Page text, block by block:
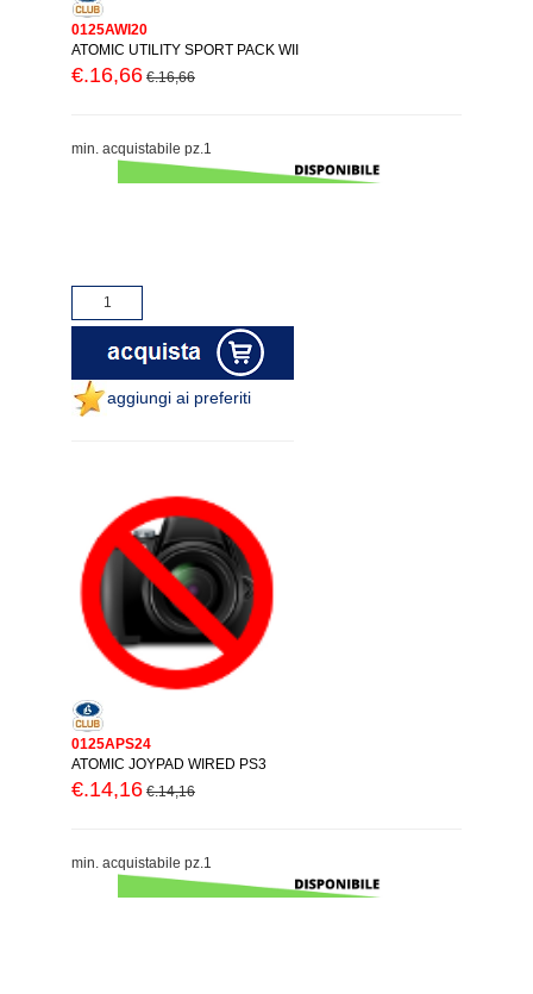
0125AWI20
ATOMIC UTILITY SPORT PACK WII
€.16,66 €.16,66
min. acquistabile pz.1
aggiungi ai preferiti
0125APS24
ATOMIC JOYPAD WIRED PS3
€.14,16 €.14,16
min. acquistabile pz.1